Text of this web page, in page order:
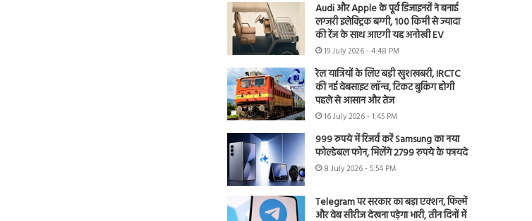
Audi और Apple के पूर्व डिजाइनरों ने बनाई
लग्जरी इलेक्ट्रिक बग्गी, 100 किमी से ज्यादा
की रेंज के साथ आएगी यह अनोखी EV
19 July 2026 - 4:48 PM
रेल यात्रियों के लिए बड़ी खुशखबरी, IRCTC
की नई वेबसाइट लॉन्च, टिकट बुकिंग होगी
पहले से आसान और तेज
16 July 2026 - 1:45 PM
999 रुपये में रिजर्व करें Samsung का नया
फोल्डेबल फोन, मिलेंगे 2799 रुपये के फायदे
8 July 2026 - 5:54 PM
Telegram पर सरकार का बड़ा एक्शन, फिल्में
और वेब सीरीज देखना पड़ेगा भारी, तीन दिनों में